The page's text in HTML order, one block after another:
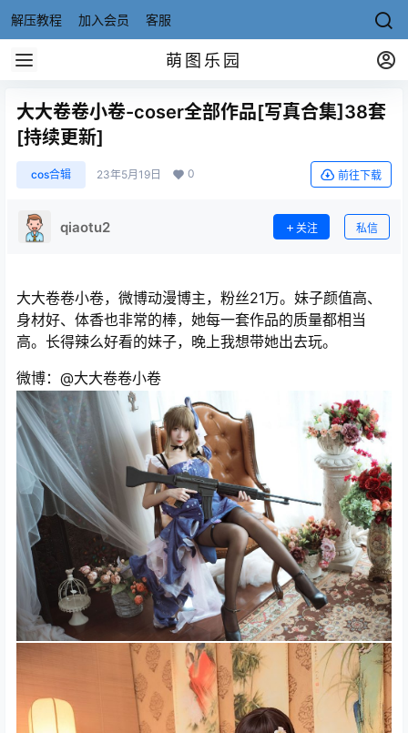
解压教程 加入会员 客服
萌图乐园
大大卷卷小卷-coser全部作品[写真合集]38套
[持续更新]
cos合辑 23年5月19日 0 前往下载
qiaotu2 关注 私信
大大卷卷小卷，微博动漫博主，粉丝21万。妹子颜值高、
身材好、体香也非常的棒，她每一套作品的质量都相当
高。长得辣么好看的妹子，晚上我想带她出去玩。
微博：@大大卷卷小卷